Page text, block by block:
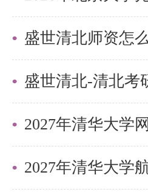
可选择，清北
巧，专项技能拔
更多清北考研备
盛世清北老师。
盛世清北师资怎
盛世清北-清北考